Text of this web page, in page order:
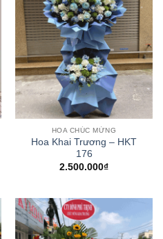
HOA CHÚC MỪNG
Hoa Khai Trương – HKT
176
2.500.000₫